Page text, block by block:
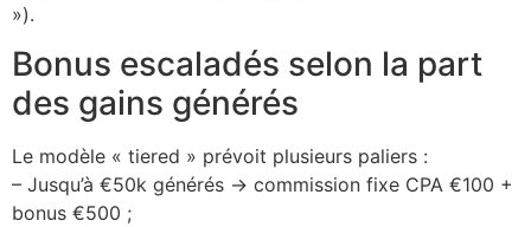
»).
Bonus escaladés selon la part
des gains générés
Le modèle « tiered » prévoit plusieurs paliers :
– Jusqu’à €50k générés → commission fixe CPA €100 +
bonus €500 ;